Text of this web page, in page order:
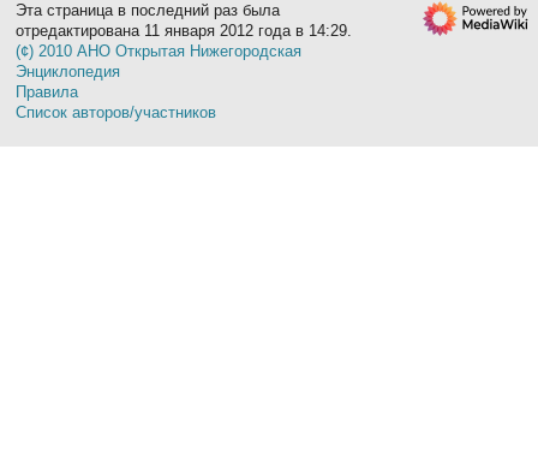
Эта страница в последний раз была
отредактирована 11 января 2012 года в 14:29.
(¢) 2010 АНО Открытая Нижегородская
Энциклопедия
Правила
Список авторов/участников